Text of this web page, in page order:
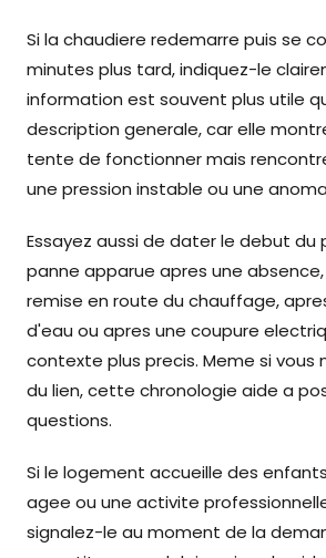
Si la chaudiere redemarre puis se
minutes plus tard, indiquez-le
information est souvent plus utile
description generale, car elle
tente de fonctionner mais
une pression instable ou une
Essayez aussi de dater le debut du
panne apparue apres une
remise en route du chauffage,
d'eau ou apres une coupure
contexte plus precis. Meme si vous
du lien, cette chronologie aide a
questions.
Si le logement accueille des
agee ou une activite
signalez-le au moment de la